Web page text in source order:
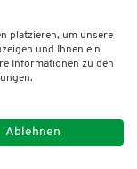
platzieren, um unsere
und Ihnen ein
Informationen zu den
Ablehnen